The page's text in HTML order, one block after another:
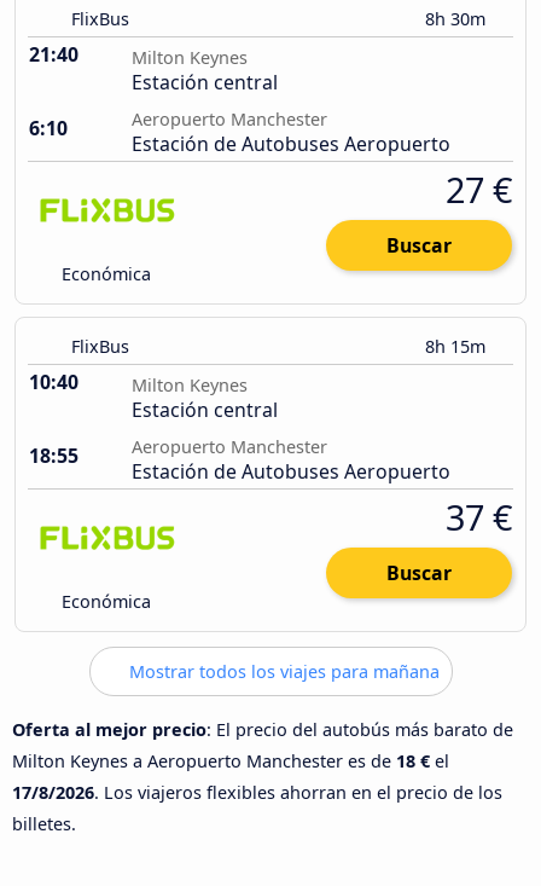
FlixBus 8h 30m
21:40 Milton Keynes
Estación central
6:10
Aeropuerto Manchester
Estación de Autobuses Aeropuerto
Económica
27 €
Buscar
FlixBus 8h 15m
10:40 Milton Keynes
Estación central
18:55
Aeropuerto Manchester
Estación de Autobuses Aeropuerto
Económica
37 €
Buscar
Mostrar todos los viajes para mañana
Oferta al mejor precio: El precio del autobús más barato de
Milton Keynes a Aeropuerto Manchester es de 18 € el
17/8/2026. Los viajeros flexibles ahorran en el precio de los
billetes.